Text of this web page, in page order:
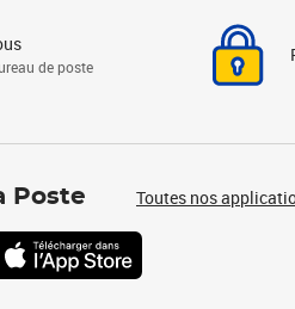
de poste
Poste Toutes nos